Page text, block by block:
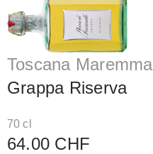
Toscana Maremma
Grappa Riserva
70 cl
64.00 CHF